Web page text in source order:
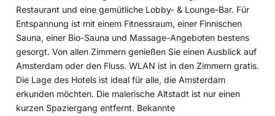
Restaurant und eine gemütliche Lobby- & Lounge-Bar. Für
Entspannung ist mit einem Fitnessraum, einer Finnischen
Sauna, einer Bio-Sauna und Massage-Angeboten bestens
gesorgt. Von allen Zimmern genießen Sie einen Ausblick auf
Amsterdam oder den Fluss. WLAN ist in den Zimmern gratis.
Die Lage des Hotels ist ideal für alle, die Amsterdam
erkunden möchten. Die malerische Altstadt ist nur einen
kurzen Spaziergang entfernt. Bekannte